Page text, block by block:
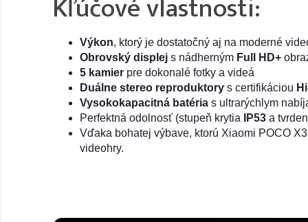
Výkon, ktorý je dostatočný aj na moderné
Obrovský displej s nádherným Full HD+
5 kamier pre dokonalé fotky a videá
Duálne stereo reproduktory s certifikáciou
Vysokokapacitná batéria s ultrarýchlym
Perfektná odolnosť (stupeň krytia
IP53 a
Vďaka bohatej výbave, ktorú Xiaomi POCO
videohry.